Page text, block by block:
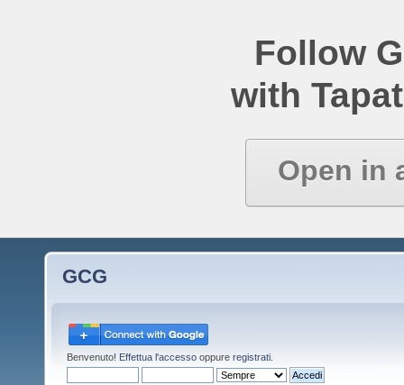
Follow
with
Open in
GCG
Benvenuto! Effettua l'accesso oppure registrati